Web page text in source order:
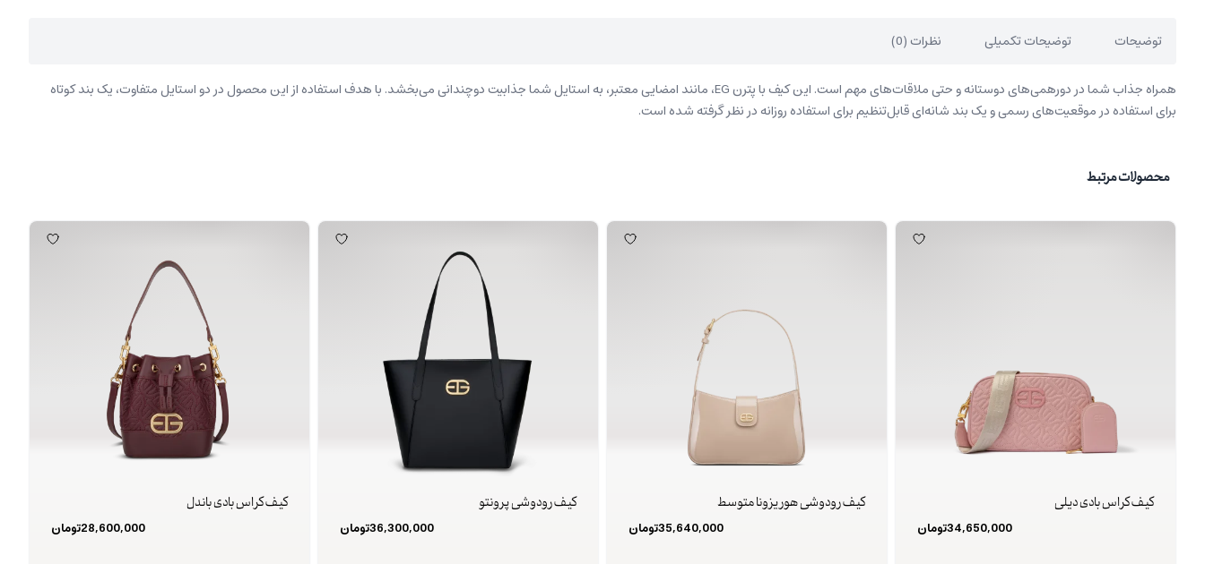
توضیحات توضیحات تکمیلی نظرات (0)
همراه جذاب شما در دورهمی‌های دوستانه و حتی ملاقات‌های مهم است. این کیف با پترن EG، مانند امضایی معتبر، به استایل شما جذابیت دوچندانی می‌بخشد. با هدف استفاده از این محصول در دو استایل متفاوت، یک بند کوتاه
برای استفاده در موقعیت‌های رسمی و یک بند شانه‌ای قابل‌تنظیم برای استفاده روزانه در نظر گرفته‌ شده‌ است.
محصولات مرتبط
کیف کراس بادی دیلی
34,650,000تومان
کیف رودوشی هوریزونا متوسط
35,640,000تومان
کیف رودوشی پرونتو
36,300,000تومان
کیف کراس بادی باندل
28,600,000تومان